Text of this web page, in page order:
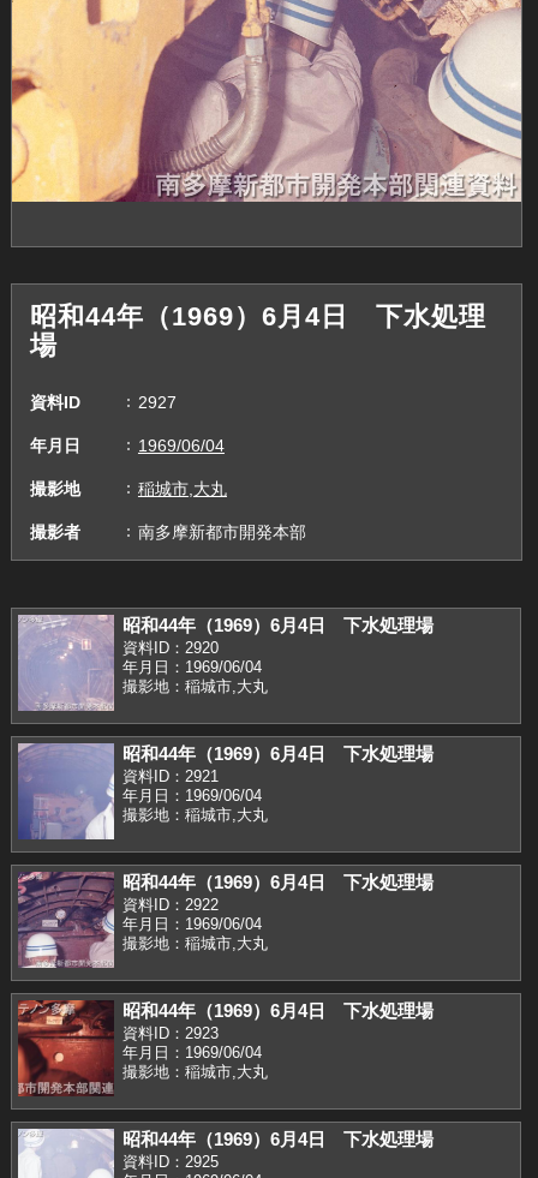
昭和44年（1969）6月4日 下水処理
場
資料ID 2927
年月日 1969/06/04
撮影地 稲城市,大丸
撮影者 南多摩新都市開発本部
昭和44年（1969）6月4日 下水処理場
資料ID：2920
年月日：1969/06/04
撮影地：稲城市,大丸
昭和44年（1969）6月4日 下水処理場
資料ID：2921
年月日：1969/06/04
撮影地：稲城市,大丸
昭和44年（1969）6月4日 下水処理場
資料ID：2922
年月日：1969/06/04
撮影地：稲城市,大丸
昭和44年（1969）6月4日 下水処理場
資料ID：2923
年月日：1969/06/04
撮影地：稲城市,大丸
昭和44年（1969）6月4日 下水処理場
資料ID：2925